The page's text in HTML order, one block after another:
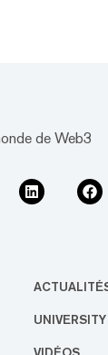
de Web3
UNIVERSITY